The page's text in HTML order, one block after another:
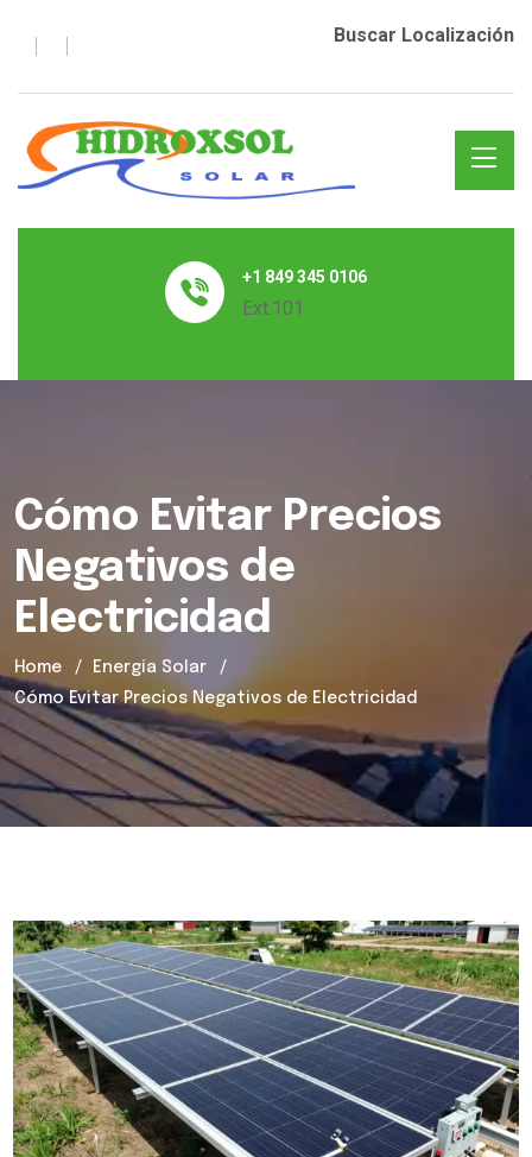
Buscar Localización
+1 849 345 0106
Ext.101
Cómo Evitar Precios
Negativos de
Electricidad
Home
Energía Solar
Cómo Evitar Precios Negativos de Electricidad